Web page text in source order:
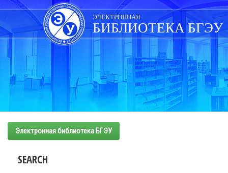
Skip
navigation
ЭЛЕКТРОННАЯ
БИБЛИОТЕКА БГЭУ
Электронная библиотека БГЭУ
SEARCH